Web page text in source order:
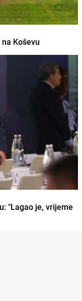
Koševu
"Lagao je, vrijeme